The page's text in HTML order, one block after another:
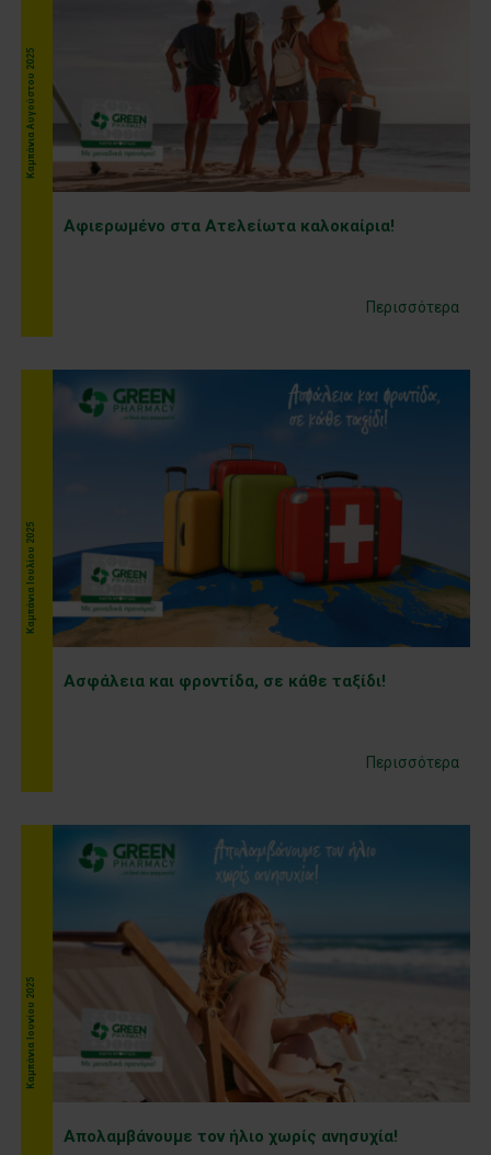
Kαμπάνια Αυγούστου 2025
Αφιερωμένο στα Ατελείωτα καλοκαίρια!
Περισσότερα
Kαμπάνια Ιουλίου 2025
Ασφάλεια και φροντίδα, σε κάθε ταξίδι!
Περισσότερα
Kαμπάνια Ιουνίου 2025
Απολαμβάνουμε τον ήλιο χωρίς ανησυχία!